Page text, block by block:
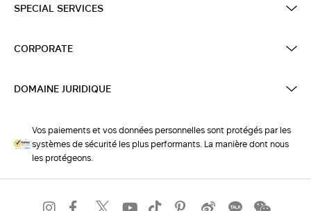
SPECIAL SERVICES
CORPORATE
DOMAINE JURIDIQUE
Vos paiements et vos données personnelles sont protégés par les
systèmes de sécurité les plus performants. La manière dont nous
les protégeons.